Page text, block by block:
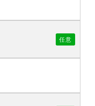
任意